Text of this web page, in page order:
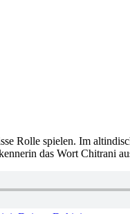
Rolle spielen. Im
das Wort Chitrani